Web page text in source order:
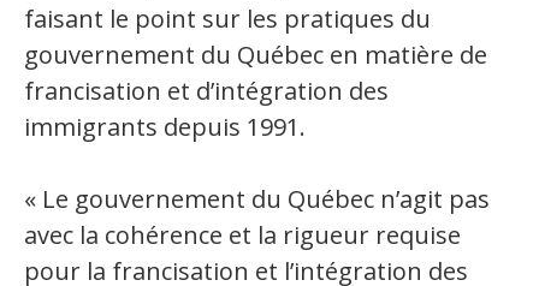
faisant le point sur les pratiques du
gouvernement du Québec en matière de
francisation et d’intégration des
immigrants depuis 1991.
« Le gouvernement du Québec n’agit pas
avec la cohérence et la rigueur requise
pour la francisation et l’intégration des